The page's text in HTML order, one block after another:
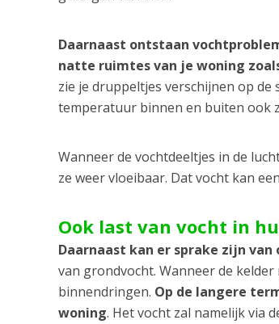
Daarnaast ontstaan
natte ruimtes van je woning
zie je druppeltjes verschijnen op
temperatuur binnen en buiten ook
Wanneer de vochtdeeltjes in de
ze weer vloeibaar. Dat vocht kan
Ook last van vocht in
Daarnaast kan er sprake zijn
van grondvocht. Wanneer de
binnendringen. Op de langere
woning. Het vocht zal namelijk via